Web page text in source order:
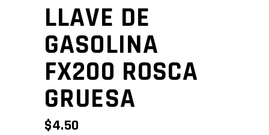
LLAVE DE
GASOLINA
FX200 ROSCA
GRUESA
$4.50